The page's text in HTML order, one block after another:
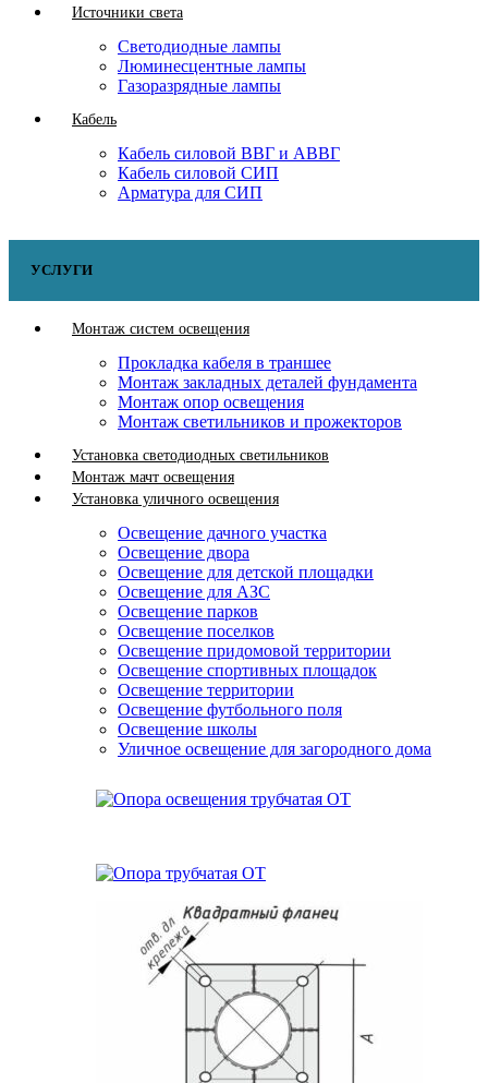
Источники света
Светодиодные лампы
Люминесцентные лампы
Газоразрядные лампы
Кабель
Кабель силовой ВВГ и АВВГ
Кабель силовой СИП
Арматура для СИП
УСЛУГИ
Монтаж систем освещения
Прокладка кабеля в траншее
Монтаж закладных деталей фундамента
Монтаж опор освещения
Монтаж светильников и прожекторов
Установка светодиодных светильников
Монтаж мачт освещения
Установка уличного освещения
Освещение дачного участка
Освещение двора
Освещение для детской площадки
Освещение для АЗС
Освещение парков
Освещение поселков
Освещение придомовой территории
Освещение спортивных площадок
Освещение территории
Освещение футбольного поля
Освещение школы
Уличное освещение для загородного дома